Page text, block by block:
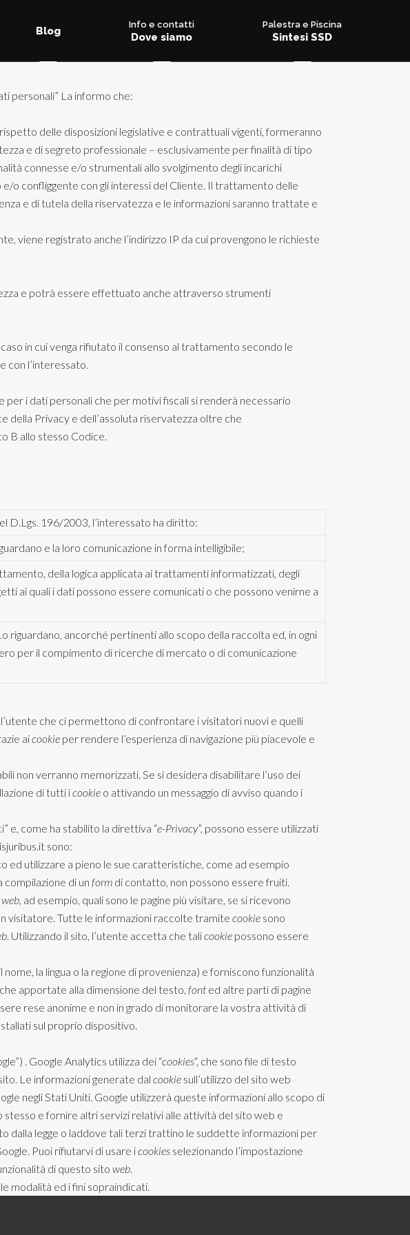
Blog
Info e contatti
Dove siamo
Palestra e Piscina
Sintesi SSD
personali” La informo che:
delle disposizioni legislative e contrattuali vigenti, formeranno
e di segreto professionale – esclusivamente per finalità di tipo
connesse e/o strumentali allo svolgimento degli incarichi
e/o confliggente con gli interessi del Cliente. Il trattamento delle
e di tutela della riservatezza e le informazioni saranno trattate e
viene registrato anche l’indirizzo IP da cui provengono le richieste
e potrà essere effettuato anche attraverso strumenti
in cui venga rifiutato il consenso al trattamento secondo le
con l’interessato.
i dati personali che per motivi fiscali si renderà necessario
della Privacy e dell’assoluta riservatezza oltre che
B allo stesso Codice.
D.Lgs. 196/2003, l’interessato ha diritto:
e la loro comunicazione in forma intelligibile;
della logica applicata ai trattamenti informatizzati, degli
ai quali i dati possono essere comunicati o che possono venirne a
ancorché pertinenti allo scopo della raccolta ed, in ogni
per il compimento di ricerche di mercato o di comunicazione
che ci permettono di confrontare i visitatori nuovi e quelli
aicookie per rendere l’esperienza di navigazione più piacevole e
non verranno memorizzati. Se si desidera disabilitare l’uso dei
di tutti icookie o attivando un messaggio di avviso quando i
e, come ha stabilito la direttiva “e-Privacy”, possono essere utilizzati
sono:
ed utilizzare a pieno le sue caratteristiche, come ad esempio
compilazione di un form di contatto, non possono essere fruiti.
web, ad esempio, quali sono le pagine più visitare, se si ricevono
visitatore. Tutte le informazioni raccolte tramite cookie sono
. Utilizzando il sito, l’utente accetta che talicookie possono essere
la lingua o la regione di provenienza) e forniscono funzionalità
apportate alla dimensione del testo, font ed altre parti di pagine
rese anonime e non in grado di monitorare la vostra attività di
sul proprio dispositivo.
. Google Analytics utilizza dei “cookies“, che sono file di testo
Le informazioni generate dal cookie sull’utilizzo del sito web
negli Stati Uniti. Google utilizzerà queste informazioni allo scopo di
e fornire altri servizi relativi alle attività del sito web e
dalla legge o laddove tali terzi trattino le suddette informazioni per
Puoi rifiutarvi di usare icookies selezionando l’impostazione
di questo sito web.
modalità ed i fini sopraindicati.